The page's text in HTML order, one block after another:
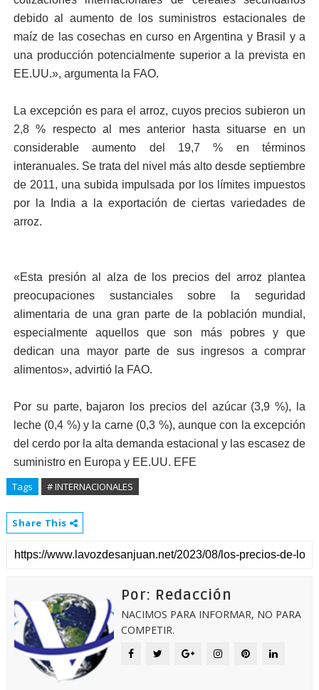
debido al aumento de los suministros estacionales de
maíz de las cosechas en curso en Argentina y Brasil y a
una producción potencialmente superior a la prevista en
EE.UU.», argumenta la FAO.
La excepción es para el arroz, cuyos precios subieron un
2,8 % respecto al mes anterior hasta situarse en un
considerable aumento del 19,7 % en términos
interanuales. Se trata del nivel más alto desde septiembre
de 2011, una subida impulsada por los límites impuestos
por la India a la exportación de ciertas variedades de
arroz.
«Esta presión al alza de los precios del arroz plantea
preocupaciones sustanciales sobre la seguridad
alimentaria de una gran parte de la población mundial,
especialmente aquellos que son más pobres y que
dedican una mayor parte de sus ingresos a comprar
alimentos», advirtió la FAO.
Por su parte, bajaron los precios del azúcar (3,9 %), la
leche (0,4 %) y la carne (0,3 %), aunque con la excepción
del cerdo por la alta demanda estacional y las escasez de
suministro en Europa y EE.UU. EFE
Tags # INTERNACIONALES
Share This
Por: Redacción
NACIMOS PARA INFORMAR, NO PARA
COMPETIR.